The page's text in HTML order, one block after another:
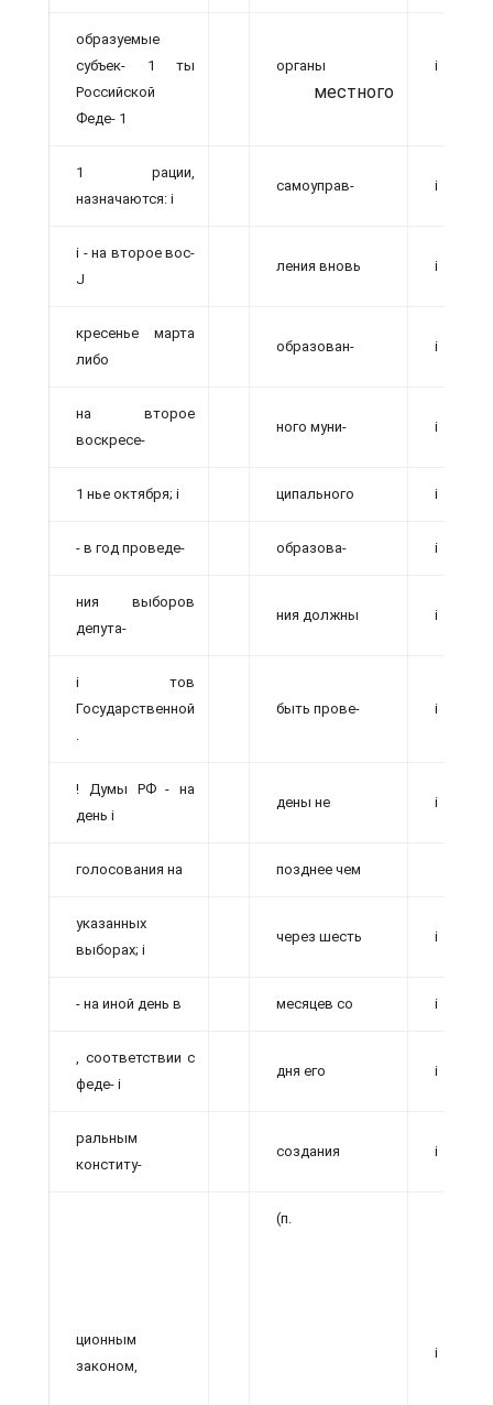
образуемые
субъек- 1 ты
Российской
Феде- 1
органы
местного
і
1 рации,
назначаются: і
самоуправ- і
і - на второе вос-
J
ления вновь і
кресенье марта
либо
образован- і
на второе
воскресе-
ного муни- і
1 нье октября; і ципального і
- в год проведе- образова- і
ния выборов
депута-
ния должны і
і тов
Государственной
.
быть прове- і
! Думы РФ - на
день і
дены не і
голосования на позднее чем
указанных
выборах; і
через шесть і
- на иной день в месяцев со і
, соответствии с
феде- і
дня его і
ральным
конститу-
создания і
ционным
законом,
(п.
і